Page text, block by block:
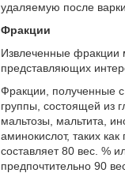
удаляемую после
Фракции
Извлеченные фракции
представляющих
Фракции, полученные
группы, состоящей из
мальтозы, мальтита,
аминокислот, таких
составляет 80 вес. %
предпочтительно 90